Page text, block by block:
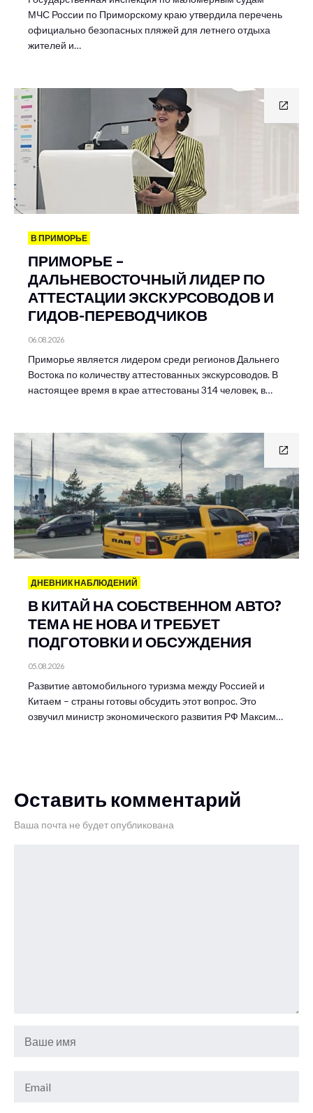
МЧС России по Приморскому краю утвердила перечень
официально безопасных пляжей для летнего отдыха
жителей и…
В ПРИМОРЬЕ
ПРИМОРЬЕ –
ДАЛЬНЕВОСТОЧНЫЙ ЛИДЕР ПО
АТТЕСТАЦИИ ЭКСКУРСОВОДОВ И
ГИДОВ-ПЕРЕВОДЧИКОВ
06.08.2026
Приморье является лидером среди регионов Дальнего
Востока по количеству аттестованных экскурсоводов. В
настоящее время в крае аттестованы 314 человек, в…
ДНЕВНИК НАБЛЮДЕНИЙ
В КИТАЙ НА СОБСТВЕННОМ АВТО?
ТЕМА НЕ НОВА И ТРЕБУЕТ
ПОДГОТОВКИ И ОБСУЖДЕНИЯ
05.08.2026
Развитие автомобильного туризма между Россией и
Китаем – страны готовы обсудить этот вопрос. Это
озвучил министр экономического развития РФ Максим…
Оставить комментарий
Ваша почта не будет опубликована